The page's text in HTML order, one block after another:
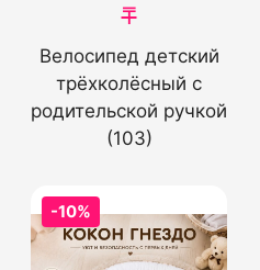
₸
Велосипед детский
трёхколёсный с
родительской ручкой
(103)
-10%